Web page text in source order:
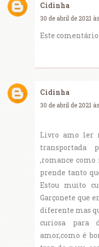
Cidinha
30 de abril de 2021
Este
Cidinha
30 de abril de 2021
Livro amo ler
,romance como
prende tanto
Estou muito
Garçonete que
diferente mas
curiosa para
amor,como é